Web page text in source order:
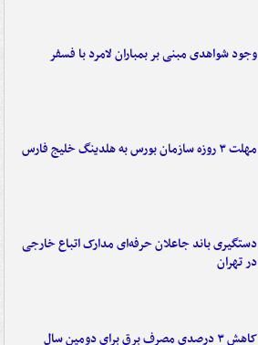
وجود شواهدی مبنی بر بمباران لامرد با فسفر
مهلت ۳ روزه سازمان بورس به هلدینگ خلیج فارس
دستگیری باند جاعلان حرفه‌ای مدارک اتباع خارجی
در تهران
کاهش ۳ درصدی مصرف برق برای دومین سال